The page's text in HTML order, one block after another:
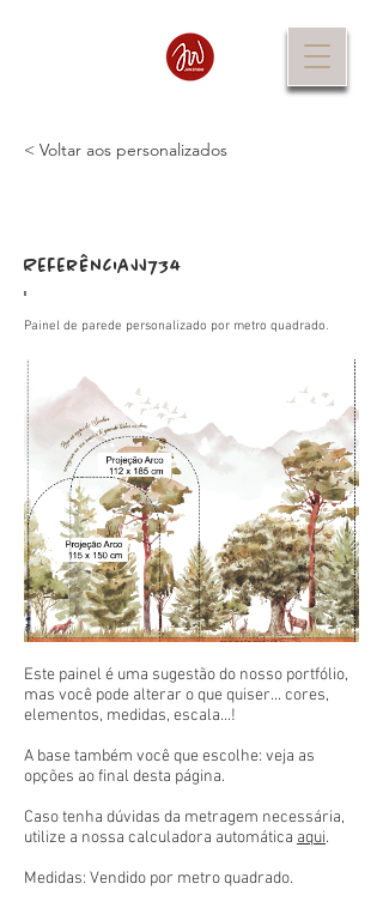
< Voltar aos personalizados
Referência
:
JJ734
Painel de parede personalizado por metro quadrado.
Este painel é uma sugestão do nosso portfólio,
mas você pode alterar o que quiser... cores,
elementos, medidas, escala...!
A base também você que escolhe: veja as
opções ao final desta página.
Caso tenha dúvidas da metragem necessária,
utilize a nossa calculadora automática aqui.
Medidas: Vendido por metro quadrado.